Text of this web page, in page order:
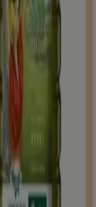
Brasil
Portugal
Canada
Belgique